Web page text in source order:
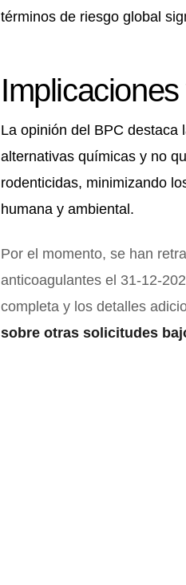
términos de riesgo global
La opinión del BPC destaca
alternativas químicas y no
rodenticidas, minimizando
humana y ambiental.
Por el momento, se han
anticoagulantes el 31-12-
completa y los detalles
sobre otras solicitudes